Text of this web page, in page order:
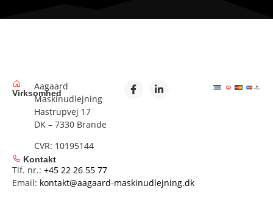
Virksomhed
Aagaard
Maskinudlejning
Hastrupvej 17
DK – 7330 Brande
CVR: 10195144
Kontakt
Tlf. nr.: +45 22 26 55 77
Email: kontakt@aagaard-maskinudlejning.dk